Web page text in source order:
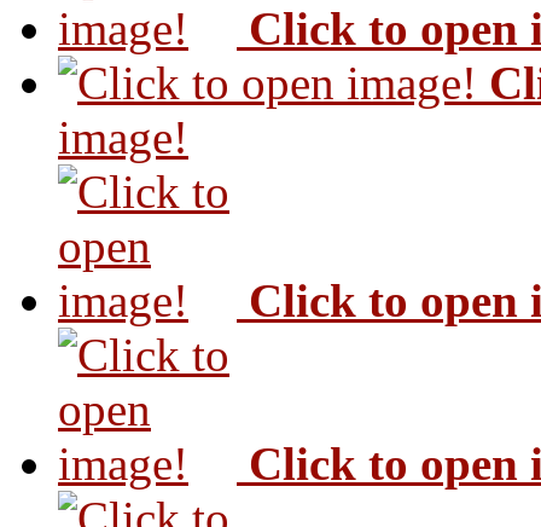
Click to open
image!
Click to open
Click to open